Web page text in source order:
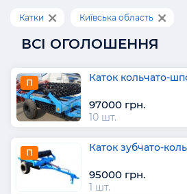
Катки Київська область
ВСІ ОГОЛОШЕННЯ
П Каток кольчато-
97000 грн.
10 шт.
П Каток зубчато-
95000 грн.
1 шт.